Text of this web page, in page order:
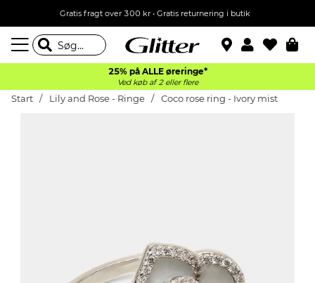
Gratis fragt over 300 kr • Gratis returnering i butik
25% på ALLE øreringe*
Ved køb af 2 eller flere
Start Lily and Rose - Ringe Coco rose ring - Ivory mist